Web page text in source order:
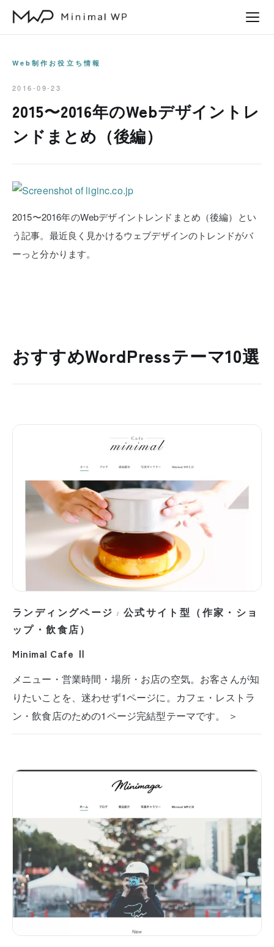
Web制作お役立ち情報
2016-09-23
2015〜2016年のWebデザイントレ
ンドまとめ（後編）
2015〜2016年のWebデザイントレンドまとめ（後編）とい
う記事。最近良く見かけるウェブデザインのトレンドがバ
ーっと分かります。
おすすめWordPressテーマ10選
ランディングページ / 公式サイト型（作家・ショ
ップ・飲食店）
Minimal Cafe Ⅱ
メニュー・営業時間・場所・お店の空気。お客さんが知
りたいことを、迷わせず1ページに。カフェ・レストラ
ン・飲食店のための1ページ完結型テーマです。 ＞